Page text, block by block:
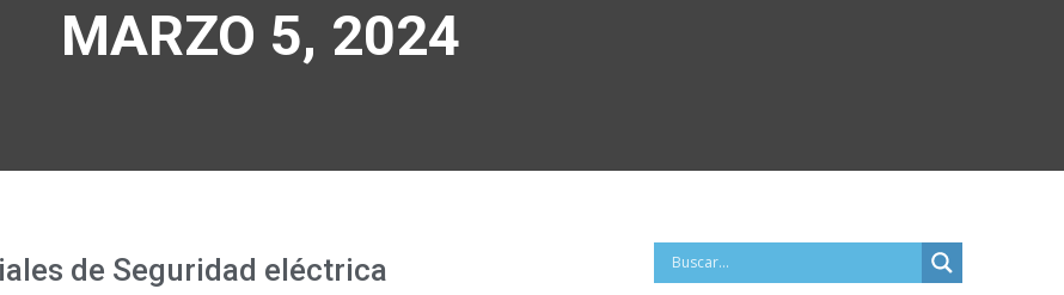
MARZO 5, 2024
de Seguridad eléctrica